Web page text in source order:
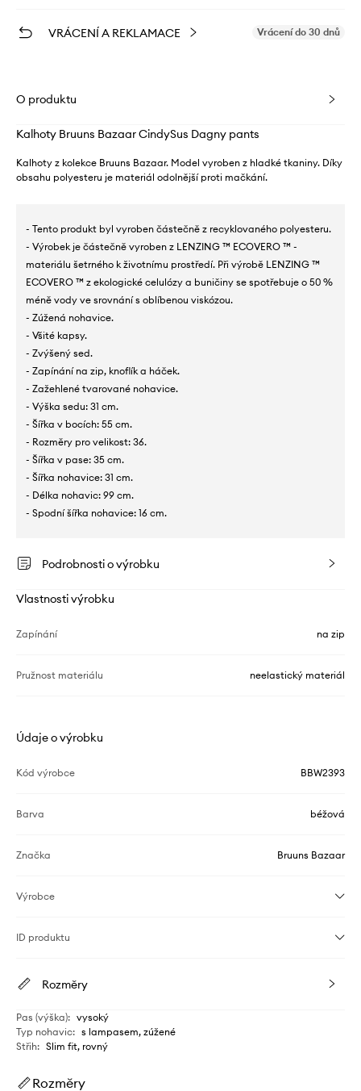
VRÁCENÍ A REKLAMACE Vrácení do 30 dnů
O produktu
Kalhoty Bruuns Bazaar CindySus Dagny pants
Kalhoty z kolekce Bruuns Bazaar. Model vyroben z hladké tkaniny. Díky
obsahu polyesteru je materiál odolnější proti mačkání.
- Tento produkt byl vyroben částečně z recyklovaného polyesteru.
- Výrobek je částečně vyroben z LENZING ™ ECOVERO ™ -
materiálu šetrného k životnímu prostředí. Při výrobě LENZING ™
ECOVERO ™ z ekologické celulózy a buničiny se spotřebuje o 50 %
méně vody ve srovnání s oblíbenou viskózou.
- Zúžená nohavice.
- Všité kapsy.
- Zvýšený sed.
- Zapínání na zip, knoflík a háček.
- Zažehlené tvarované nohavice.
- Výška sedu: 31 cm.
- Šířka v bocích: 55 cm.
- Rozměry pro velikost: 36.
- Šířka v pase: 35 cm.
- Šířka nohavice: 31 cm.
- Délka nohavic: 99 cm.
- Spodní šířka nohavice: 16 cm.
Podrobnosti o výrobku
Vlastnosti výrobku
Zapínání na zip
Pružnost materiálu neelastický materiál
Údaje o výrobku
Kód výrobce BBW2393
Barva béžová
Značka Bruuns Bazaar
Výrobce
ID produktu
Rozměry
Pas (výška): vysoký
Typ nohavic: s lampasem, zúžené
Střih: Slim fit, rovný
Rozměry